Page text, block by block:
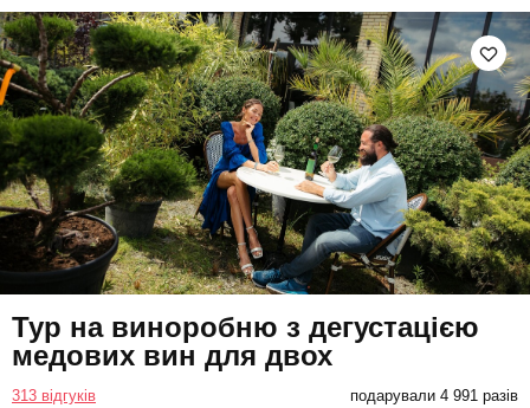
Тур на виноробню з дегустацією
медових вин для двох
313 відгуків подарували 4 991 разів